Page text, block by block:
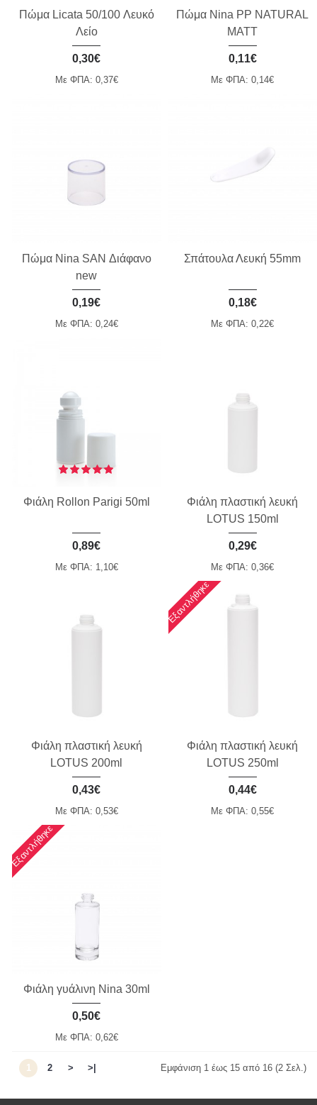
Πώμα Licata 50/100 Λευκό
Λείο
0,30€
Με ΦΠΑ: 0,37€
Πώμα Nina PP NATURAL
MATT
0,11€
Με ΦΠΑ: 0,14€
Πώμα Nina SAN Διάφανο
new
0,19€
Με ΦΠΑ: 0,24€
Σπάτουλα Λευκή 55mm
0,18€
Με ΦΠΑ: 0,22€
Φιάλη Rollon Parigi 50ml
0,89€
Με ΦΠΑ: 1,10€
Φιάλη πλαστική λευκή
LOTUS 150ml
0,29€
Με ΦΠΑ: 0,36€
Φιάλη πλαστική λευκή
LOTUS 200ml
0,43€
Με ΦΠΑ: 0,53€
Εξαντλήθηκε
Φιάλη πλαστική λευκή
LOTUS 250ml
0,44€
Με ΦΠΑ: 0,55€
Εξαντλήθηκε
Φιάλη γυάλινη Nina 30ml
0,50€
Με ΦΠΑ: 0,62€
1 2 > >| Εμφάνιση 1 έως 15 από 16 (2 Σελ.)